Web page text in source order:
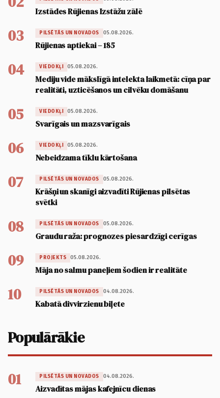
Izstādes Rūjienas Izstāžu zālē
03 PILSĒTĀS UN NOVADOS 05.08.2026.
Rūjienas aptiekai – 185
04 VIEDOKĻI 05.08.2026.
Mediju vide mākslīgā intelekta laikmetā: cīņa par
realitāti, uzticēšanos un cilvēku domāšanu
05 VIEDOKĻI 05.08.2026.
Svarīgais un mazsvarīgais
06 VIEDOKĻI 05.08.2026.
Nebeidzama tīklu kārtošana
07 PILSĒTĀS UN NOVADOS 05.08.2026.
Krāšņi un skanīgi aizvadīti Rūjienas pilsētas
svētki
08 PILSĒTĀS UN NOVADOS 05.08.2026.
Graudu raža: prognozes piesardzīgi cerīgas
09 PROJEKTS 05.08.2026.
Māja no salmu paneļiem šodien ir realitāte
10 PILSĒTĀS UN NOVADOS 04.08.2026.
Kabatā divvirzienu biļete
Populārākie
01 PILSĒTĀS UN NOVADOS 04.08.2026.
Aizvadītas mājas kafejnīcu dienas